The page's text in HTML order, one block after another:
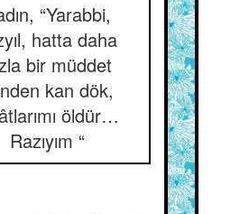
“Yarabbi,
hatta daha
bir müddet
kan dök,
öldür…
Razıyım “